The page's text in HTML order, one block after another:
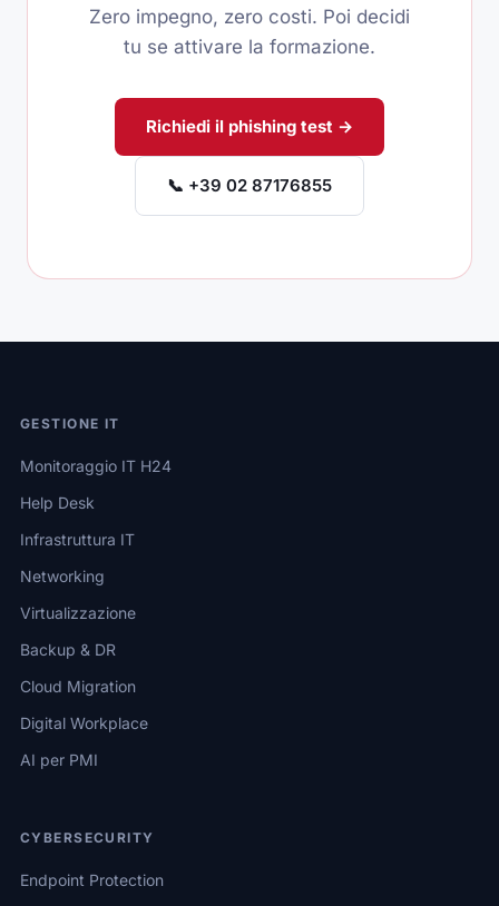
Zero impegno, zero costi. Poi decidi
tu se attivare la formazione.
Richiedi il phishing test →
📞 +39 02 87176855
GESTIONE IT
Monitoraggio IT H24
Help Desk
Infrastruttura IT
Networking
Virtualizzazione
Backup & DR
Cloud Migration
Digital Workplace
AI per PMI
CYBERSECURITY
Endpoint Protection